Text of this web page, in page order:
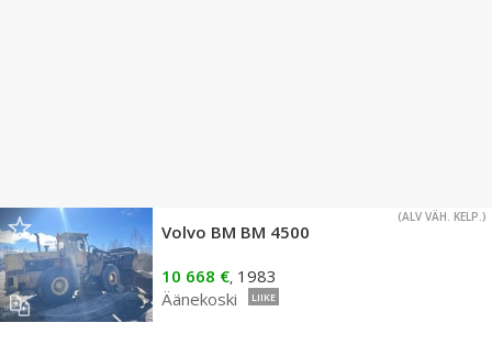
(ALV VÄH. KELP.)
Volvo BM BM 4500
10 668 €, 1983
Äänekoski
LIIKE